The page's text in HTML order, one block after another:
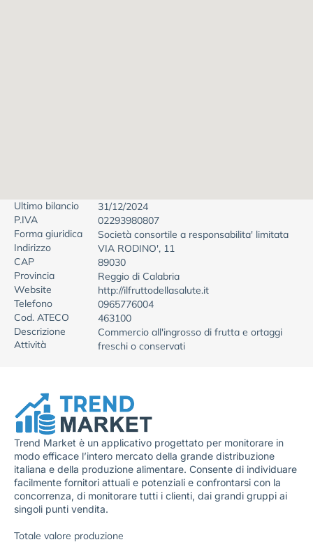
Ultimo bilancio
31/12/2024
P.IVA
02293980807
Forma giuridica
Società consortile a responsabilita' limitata
Indirizzo
VIA RODINO', 11
CAP
89030
Provincia
Reggio di Calabria
Website
http://ilfruttodellasalute.it
Telefono
0965776004
Cod. ATECO
463100
Descrizione
Attività
Commercio all'ingrosso di frutta e ortaggi
freschi o conservati
Trend Market è un applicativo progettato per monitorare in
modo efficace l’intero mercato della grande distribuzione
italiana e della produzione alimentare. Consente di individuare
facilmente fornitori attuali e potenziali e confrontarsi con la
concorrenza, di monitorare tutti i clienti, dai grandi gruppi ai
singoli punti vendita.
Totale valore produzione